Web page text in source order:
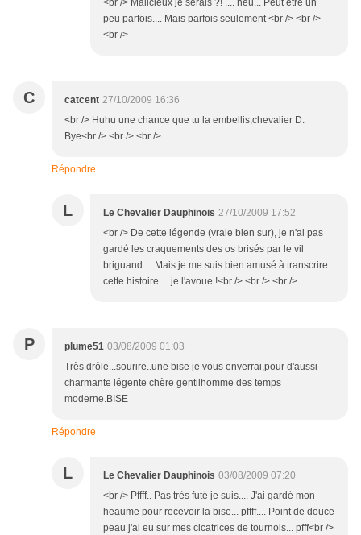
<br /> Malicieux je serais ?! .... heu... Peut être un
peu parfois.... Mais parfois seulement <br /> <br />
<br />
C catcent 27/10/2009 16:36
<br /> Huhu une chance que tu la embellis,chevalier D.
Bye<br /> <br /> <br />
Répondre
L Le Chevalier Dauphinois 27/10/2009 17:52
<br /> De cette légende (vraie bien sur), je n'ai pas
gardé les craquements des os brisés par le vil
briguand.... Mais je me suis bien amusé à transcrire
cette histoire.... je l'avoue !<br /> <br /> <br />
P plume51 03/08/2009 01:03
Très drôle...sourire..une bise je vous enverrai,pour d'aussi
charmante légente chère gentilhomme des temps
moderne.BISE
Répondre
L Le Chevalier Dauphinois 03/08/2009 07:20
<br /> Pffff.. Pas très futé je suis.... J'ai gardé mon
heaume pour recevoir la bise... pffff.... Point de douce
peau j'ai eu sur mes cicatrices de tournois... pfff<br />